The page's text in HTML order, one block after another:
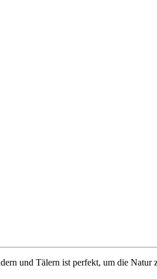
und Tälern ist perfekt, um die